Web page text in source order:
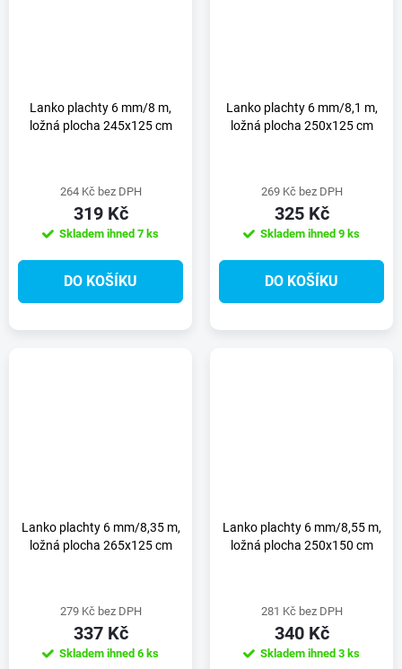
Lanko plachty 6 mm/8 m,
ložná plocha 245x125 cm
264 Kč bez DPH
319 Kč
Skladem ihned 7 ks
DO KOŠÍKU
Lanko plachty 6 mm/8,1 m,
ložná plocha 250x125 cm
269 Kč bez DPH
325 Kč
Skladem ihned 9 ks
DO KOŠÍKU
Lanko plachty 6 mm/8,35 m,
ložná plocha 265x125 cm
279 Kč bez DPH
337 Kč
Skladem ihned 6 ks
Lanko plachty 6 mm/8,55 m,
ložná plocha 250x150 cm
281 Kč bez DPH
340 Kč
Skladem ihned 3 ks